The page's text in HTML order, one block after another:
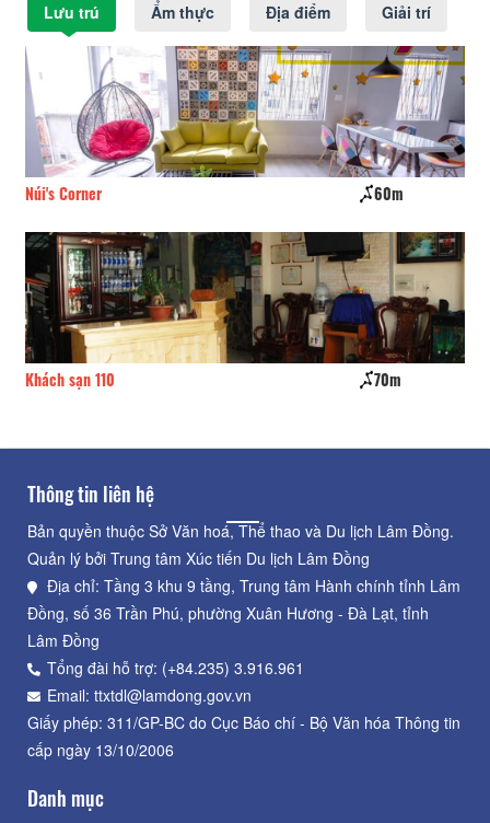
Lưu trú Ẩm thực Địa điểm Giải trí
Núi's Corner 60m
Khách sạn 110 70m
Thông tin liên hệ
Bản quyền thuộc Sở Văn hoá, Thể thao và Du lịch Lâm Đồng.
Quản lý bởi Trung tâm Xúc tiến Du lịch Lâm Đồng
Địa chỉ: Tầng 3 khu 9 tầng, Trung tâm Hành chính tỉnh Lâm
Đồng, số 36 Trần Phú, phường Xuân Hương - Đà Lạt, tỉnh
Lâm Đồng
Tổng đài hỗ trợ: (+84.235) 3.916.961
Email: ttxtdl@lamdong.gov.vn
Giấy phép: 311/GP-BC do Cục Báo chí - Bộ Văn hóa Thông tin
cấp ngày 13/10/2006
Danh mục